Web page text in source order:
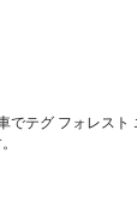
テグ フォレス